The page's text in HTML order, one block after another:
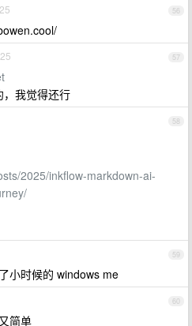
56
57
我觉得还行
58
2025/inkflow-markdown-ai-
59
小时候的 windows me
60
简单